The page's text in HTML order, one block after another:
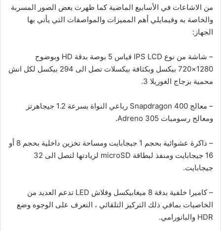
من الاشاعات في الأسابيع الماضية كما ظهرت بعض الصور المسربة
والخاصة به وفيمايلي أهم المميزات والمواصفات التي يأتي بها
الجهاز:
– شاشة من نوع IPS LCD قياس 5 بوصة بدقة HD وبوضوح
1280×720 بيكسل وبكثافة بيكسلات تصل الى 294 بيكسل لكل انش
محمية بزجاج الغوريلا 3.
– معالج Snapdragon 400 رباعي النواة بسرعة 1.2 جيجاهرتز
ومعالح رسوميات Adreno 305.
– ذاكرة عشوائية بحجم 1 جيجابايت ومساحة تخزين داخلية بحجم 8 أو
16 جيجابايت ومنفذ لبطاقة microSD لزيادتها لتصل الى 32
جيجابايت.
– كاميرا خلفية بدقة 8 ميغابيكسل وفلاش LED تدعم العديد من
الخاصيات بمافي ذلك التركيز التلقائي ، التعرف على الوجوه وضع
HDR والبانورامي.